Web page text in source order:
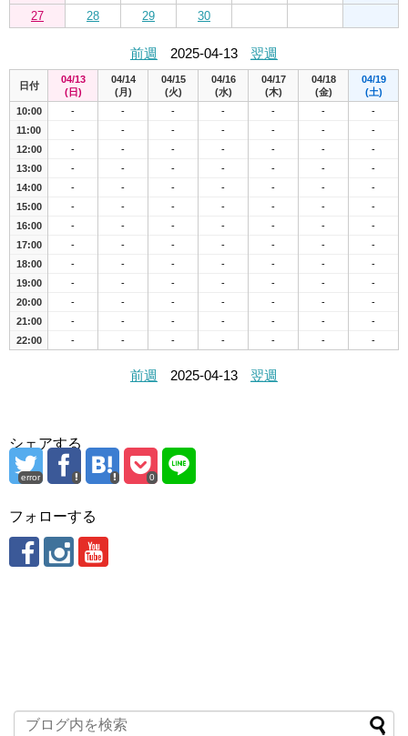
27
28 29 30
前週 2025-04-13 翌週
日付
04/13
(日)
04/14
(月)
04/15
(火)
04/16
(水)
04/17
(木)
04/18
(金)
04/19
(土)
10:00
- - - - - -
-
11:00
- - - - - -
-
12:00
- - - - - -
-
13:00
- - - - - -
-
14:00
- - - - - -
-
15:00
- - - - - -
-
16:00
- - - - - -
-
17:00
- - - - - -
-
18:00
- - - - - -
-
19:00
- - - - - -
-
20:00
- - - - - -
-
21:00
- - - - - -
-
22:00
- - - - - - -
前週 2025-04-13 翌週
シェアする
error 0
フォローする